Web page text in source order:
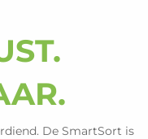
De SmartSort is